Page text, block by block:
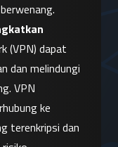
(VPN) dapat
dan melindungi
VPN
ke
terenkripsi dan